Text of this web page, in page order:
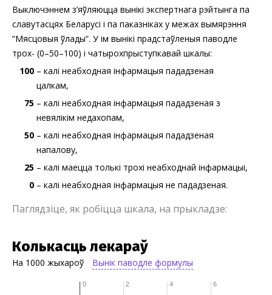
Выключэннем з’яўляюцца вынікі экспертнага рэйтынга па
славутасцях Беларусі і па паказніках у межах вымярэння
“Мясцовыя ўлады”. У ім вынікі прадстаўленыя паводле
трох- (0–50–100) і чатырохпрыступкавай шкалы:
100 – калі неабходная інфармацыя пададзеная
цалкам,
75 – калі неабходная інфармацыя пададзеная з
невялікім недахопам,
50 – калі неабходная інфармацыя пададзеная
напалову,
25 – калі маецца толькі трохі неабходнай інфармацыі,
0 – калі неабходная інфармацыя не пададзеная.
Паглядзіце, як робіцца шкала, на прыкладзе:
Колькасць лекараў
На 1000 жыхароў Вынік паводле формулы
0 2 4 6